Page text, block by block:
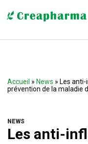
Accueil » News » Les
prévention de la maladie
NEWS
Les anti-